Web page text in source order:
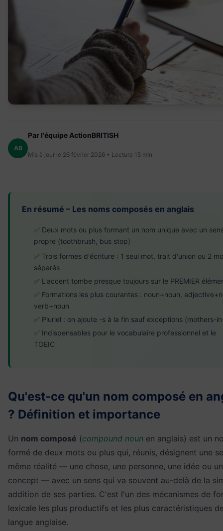
AB
Par l'équipe ActionBRITISH
Mis à jour le 26 février 2026 • Lecture 15 min
En résumé – Les noms composés en anglais
✅ Deux mots ou plus formant un nom unique avec un
propre (toothbrush, bus stop)
✅ Trois formes d'écriture : 1 seul mot, trait d'union ou 2
séparés
✅ L'accent tombe presque toujours sur le PREMIER
✅ Formations les plus courantes : noun+noun,
verb+noun
✅ Pluriel : on ajoute -s à la fin sauf exceptions (mothers-
✅ Indispensables pour le vocabulaire professionnel et le
TOEIC
Qu'est-ce qu'un nom composé en
? Définition et importance
Un nom composé (compound noun en anglais) est un
formé de deux mots ou plus qui, réunis, désignent une
même réalité — une chose, une personne, une idée ou un
concept — avec un sens qui va souvent au-delà de la
addition de ses parties. C'est l'un des mécanismes de
lexicale les plus productifs et les plus caractéristiques
langue anglaise.